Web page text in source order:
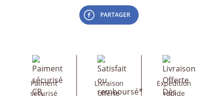
PARTAGER
Paiment
sécurisé
Livraison
offerte
Expédition
rapide